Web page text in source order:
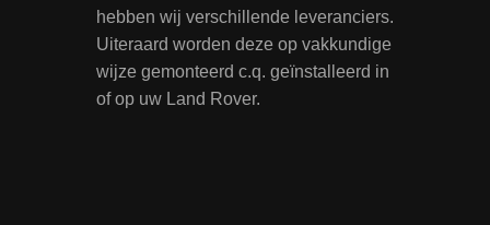
hebben wij verschillende leveranciers.
Uiteraard worden deze op vakkundige
wijze gemonteerd c.q. geïnstalleerd in
of op uw Land Rover.